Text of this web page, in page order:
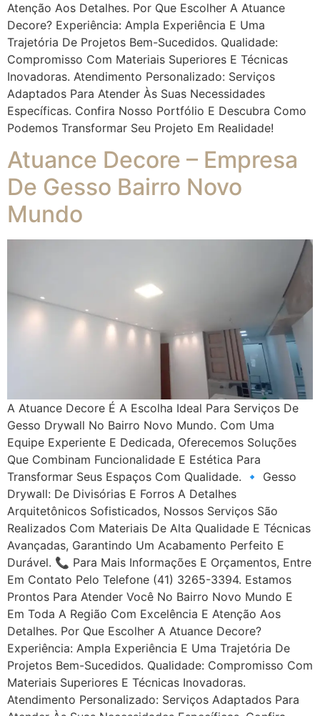
Atenção Aos Detalhes. Por Que Escolher A Atuance
Decore? Experiência: Ampla Experiência E Uma
Trajetória De Projetos Bem-Sucedidos. Qualidade:
Compromisso Com Materiais Superiores E Técnicas
Inovadoras. Atendimento Personalizado: Serviços
Adaptados Para Atender Às Suas Necessidades
Específicas. Confira Nosso Portfólio E Descubra Como
Podemos Transformar Seu Projeto Em Realidade!
Atuance Decore – Empresa
De Gesso Bairro Novo
Mundo
A Atuance Decore É A Escolha Ideal Para Serviços De
Gesso Drywall No Bairro Novo Mundo. Com Uma
Equipe Experiente E Dedicada, Oferecemos Soluções
Que Combinam Funcionalidade E Estética Para
Transformar Seus Espaços Com Qualidade. 🔹 Gesso
Drywall: De Divisórias E Forros A Detalhes
Arquitetônicos Sofisticados, Nossos Serviços São
Realizados Com Materiais De Alta Qualidade E Técnicas
Avançadas, Garantindo Um Acabamento Perfeito E
Durável. 📞 Para Mais Informações E Orçamentos, Entre
Em Contato Pelo Telefone (41) 3265-3394. Estamos
Prontos Para Atender Você No Bairro Novo Mundo E
Em Toda A Região Com Excelência E Atenção Aos
Detalhes. Por Que Escolher A Atuance Decore?
Experiência: Ampla Experiência E Uma Trajetória De
Projetos Bem-Sucedidos. Qualidade: Compromisso Com
Materiais Superiores E Técnicas Inovadoras.
Atendimento Personalizado: Serviços Adaptados Para